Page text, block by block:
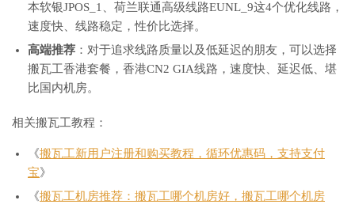
本软银JPOS_1、荷兰联通高级线路EUNL_9这4个优化线路，
速度快、线路稳定，性价比选择。
高端推荐 ：对于追求线路质量以及低延迟的朋友，可以选择
搬瓦工香港套餐，香港CN2 GIA线路，速度快、延迟低、堪
比国内机房。
相关搬瓦工教程：
《搬瓦工新用户注册和购买教程，循环优惠码，支持支付
宝》
《搬瓦工机房推荐：搬瓦工哪个机房好，搬瓦工哪个机房